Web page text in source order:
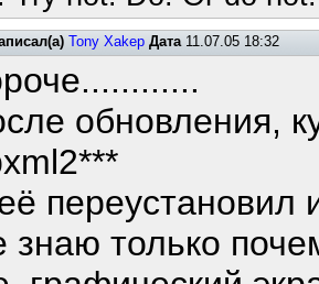
Tony Xakep Дата11.07.05 18:32
обновления,
переустановил
знаю только